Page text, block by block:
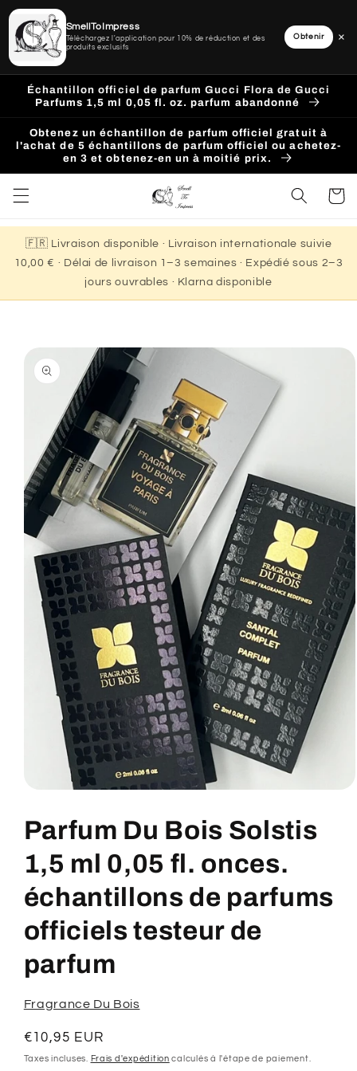
Ignorer
passer
au
Échantillon officiel de parfum Gucci Flora de Gucci
Parfums 1,5 ml 0,05 fl. oz. parfum abandonné
Obtenez un échantillon de parfum officiel gratuit à
l'achat de 5 échantillons de parfum officiel ou achetez-
en 3 et obtenez-en un à moitié prix.
Panier
🇫🇷 Livraison disponible · Livraison internationale suivie
10,00 € · Délai de livraison 1–3 semaines · Expédié sous 2–3
jours ouvrables · Klarna disponible
Passer aux
informations
produits
média
dans
une
fenêtre
modale
Parfum Du Bois Solstis
1,5 ml 0,05 fl. onces.
échantillons de parfums
officiels testeur de
parfum
Fragrance Du Bois
Prix
habituel
€10,95 EUR
Taxes incluses. Frais d'expédition calculés à l'étape de paiement.
SmellToImpress
Téléchargez l'application pour 10% de réduction et des
produits exclusifs
Obtenir ×